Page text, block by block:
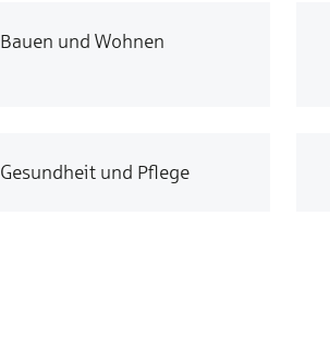
Bauen und Wohnen
Gesundheit und Pflege